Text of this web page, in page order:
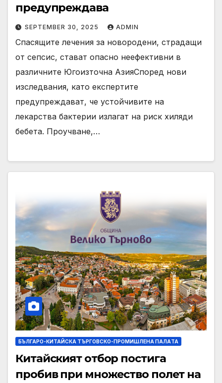
предупреждава
SEPTEMBER 30, 2025 ADMIN
Спасящите лечения за новородени, страдащи
от сепсис, стават опасно неефективни в
различните Югоизточна АзияСпоред нови
изследвания, като експертите
предупреждават, че устойчивите на
лекарства бактерии излагат на риск хиляди
бебета. Проучване,…
БЪЛГАРО-КИТАЙСКА ТЪРГОВСКО-ПРОМИШЛЕНА ПАЛAТА
Китайският отбор постига
пробив при множество полет на